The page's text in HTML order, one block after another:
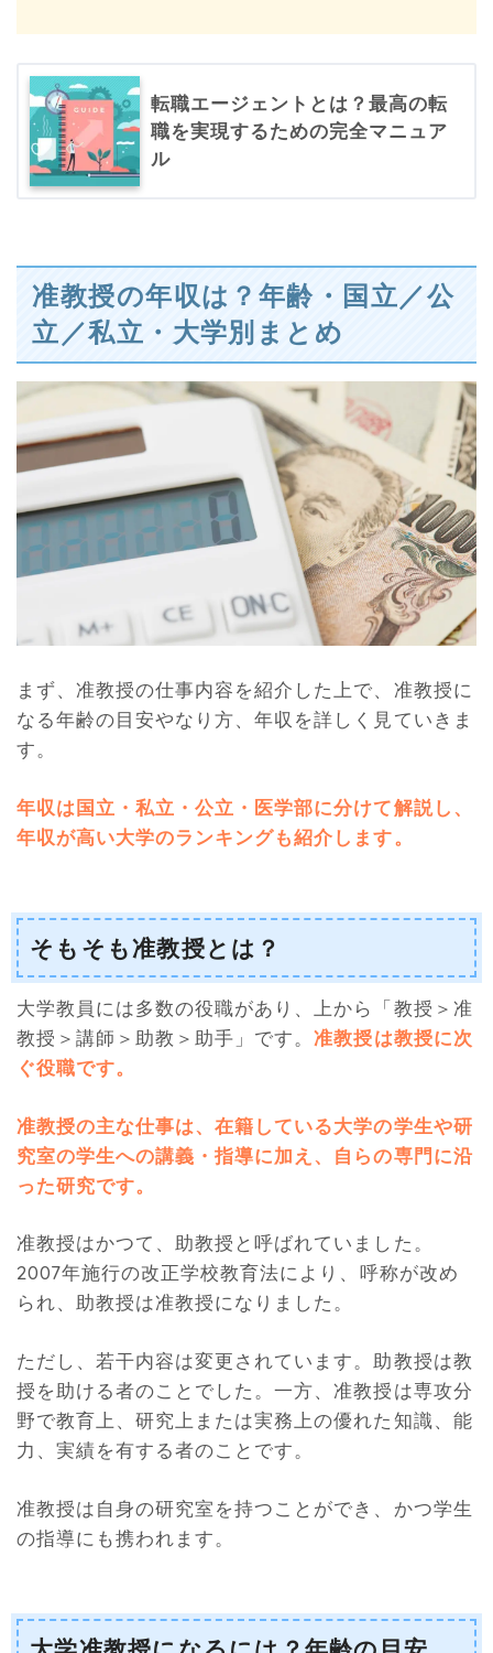
転職エージェントとは？最高の転
職を実現するための完全マニュア
ル
准教授の年収は？年齢・国立／公
立／私立・大学別まとめ
まず、准教授の仕事内容を紹介した上で、准教授に
なる年齢の目安やなり方、年収を詳しく見ていきま
す。
年収は国立・私立・公立・医学部に分けて解説し、
年収が高い大学のランキングも紹介します。
そもそも准教授とは？
大学教員には多数の役職があり、上から「教授＞准
教授＞講師＞助教＞助手」です。准教授は教授に次
ぐ役職です。
准教授の主な仕事は、在籍している大学の学生や研
究室の学生への講義・指導に加え、自らの専門に沿
った研究です。
准教授はかつて、助教授と呼ばれていました。
2007年施行の改正学校教育法により、呼称が改め
られ、助教授は准教授になりました。
ただし、若干内容は変更されています。助教授は教
授を助ける者のことでした。一方、准教授は専攻分
野で教育上、研究上または実務上の優れた知識、能
力、実績を有する者のことです。
准教授は自身の研究室を持つことができ、かつ学生
の指導にも携われます。